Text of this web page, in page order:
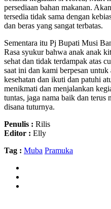
persediaan bahan makanan.
tersedia tidak sama dengan
dan beras yang sangat terbatas.
Sementara itu Pj Bupati Musi
Rasa syukur bahwa anak anak
sehat dan tidak terdampak atas
saat ini dan kami berpesan untuk
kesehatan dan ikuti dan patuhi
menikmati dan menjalankan
tuntas, jaga nama baik dan terus
disana tuturnya.
Penulis : Rilis
Editor : Elly
Tag : Muba Pramuka